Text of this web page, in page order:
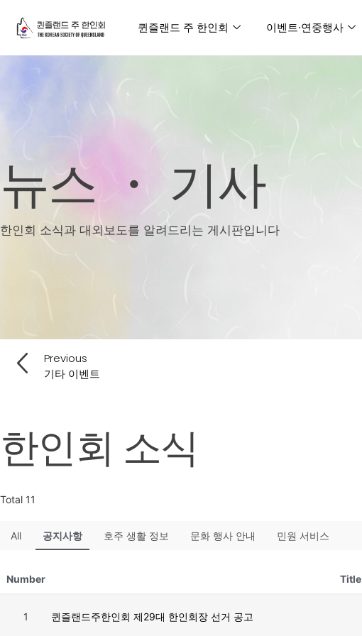
퀸즐랜드 주 한인회 이벤트∙연중행사
뉴스 ・ 기사
한인회 소식과 대외보도를 알려드리는 게시판입니다
Previous
기타 이벤트
한인회 소식
Total 11
All 공지사항 호주 생활 정보 문화 행사 안내 민원 서비스
Number Title
1 퀸즐랜드주한인회 제29대 한인회장 선거 공고